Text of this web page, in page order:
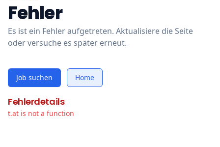
Fehler
Es ist ein Fehler aufgetreten. Aktualisiere die Seite
oder versuche es später erneut.
Job suchen Home
Fehlerdetails
t.at is not a function